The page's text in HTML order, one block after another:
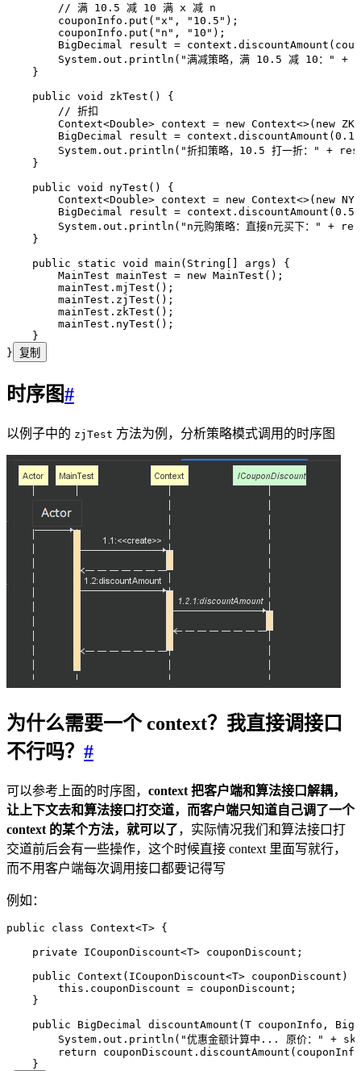
        // 满 10.5 减 10 满 x 减 n
        couponInfo
. put ( " x " , " 10.5 " ) ;
        couponInfo
. put ( " n " , " 10 " ) ;
        BigDecimal
result = context . discountAmount (
        System
. out . println ( "满减策略，满 10.5 减 10： " +
    }
    public
void zkTest ()
{
        // 折扣
        Context
<Double> context = new Context<>( new
        BigDecimal
result = context . discountAmount ( 0.1D
        System
. out . println ( "折扣策略，10.5 打一折： " +
    }
    public
void nyTest ()
{
        Context
<Double> context = new Context<>( new
        BigDecimal
result = context . discountAmount ( 0.5D
        System
. out . println ( " n元购策略：直接n元买下： " +
    }
    public
static void main ( String args )
{
        MainTest
mainTest = new MainTest () ;
        mainTest
. mjTest () ;
        mainTest
. zjTest () ;
        mainTest
. zkTest () ;
        mainTest
. nyTest () ;
    }
} 复制
时序图#
以例子中的 zjTest 方法为例，分析策略模式调用的时序图
为什么需要一个 context？我直接调接口
不行吗？ #
可以参考上面的时序图， context 把客户端和算法接口解耦，
让上下文去和算法接口打交道，而客户端只知道自己调了一个
context 的某个方法，就可以了，实际情况我们和算法接口打
交道前后会有一些操作，这个时候直接 context 里面写就行，
而不用客户端每次调用接口都要记得写
例如：
public class Context<T> {
    private
ICouponDiscount<T> couponDiscount ;
    public
Context ( ICouponDiscount<T> couponDiscount )
        this
. couponDiscount = couponDiscount;
    }
    public
BigDecimal discountAmount (T couponInfo ,
        System
. out . println ( "优惠金额计算中... 原价： " +
        return
couponDiscount . discountAmount ( couponInfo
    }